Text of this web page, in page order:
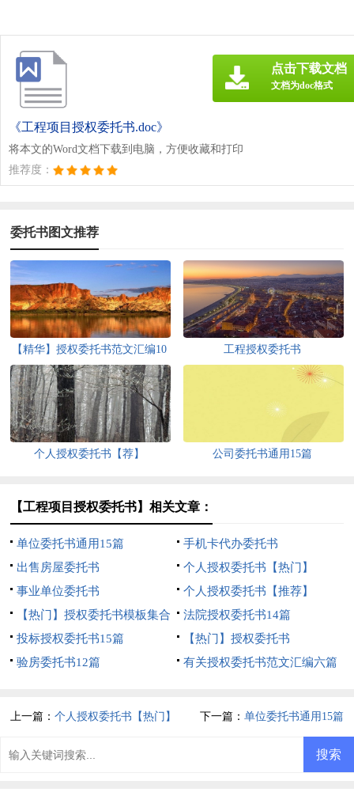
《工程项目授权委托书.doc》
将本文的Word文档下载到电脑，方便收藏和打印
推荐度：
点击下载文档
文档为doc格式
委托书图文推荐
【精华】授权委托书范文汇编10
篇
工程授权委托书
个人授权委托书【荐】 公司委托书通用15篇
【工程项目授权委托书】相关文章：
单位委托书通用15篇
手机卡代办委托书
出售房屋委托书
个人授权委托书【热门】
事业单位委托书
个人授权委托书【推荐】
【热门】授权委托书模板集合
七篇
法院授权委托书14篇
投标授权委托书15篇
【热门】授权委托书
验房委托书12篇
有关授权委托书范文汇编六篇
上一篇：个人授权委托书【热门】 下一篇： 单位委托书通用15篇